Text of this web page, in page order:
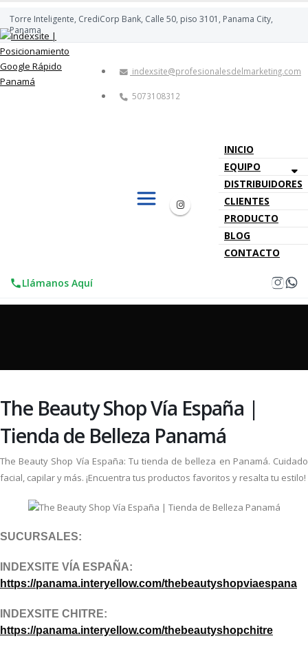
Torre Inteligente, CrediCorp Bank, Calle 50, piso 3101, Panama City,
Panama
indexsite@profesionalesdelmarketing.com
5073108312
INICIO
EQUIPO
DISTRIBUIDORES
CLIENTES
PRODUCTO
BLOG
CONTACTO
Llámanos Aquí
The Beauty Shop Vía España |
Tienda de Belleza Panamá
The Beauty Shop Vía España: Tu tienda de belleza en Panamá. Cuidado
facial, capilar y más. ¡Encuentra tus productos favoritos y resalta tu estilo!
SUCURSALES:
INDEXSITE VÍA ESPAÑA:
https://panama.interyellow.com/thebeautyshopviaespana
INDEXSITE CHITRE:
https://panama.interyellow.com/thebeautyshopchitre